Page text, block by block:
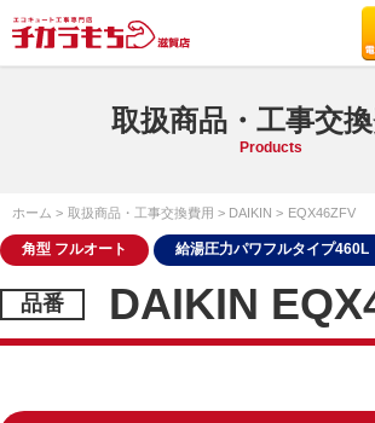
取扱商品・工事交
Products
ホーム 取扱商品・工事交換費用 DAIKIN EQX46ZFV
角型 フルオート 給湯圧力パワフルタイプ460L
DAIKIN